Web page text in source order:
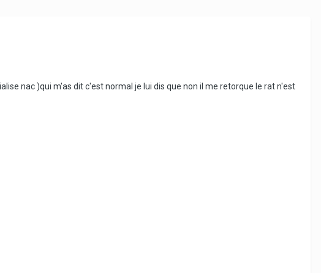
nac )qui m'as dit c'est normal je lui dis que non il me retorque le rat n'est